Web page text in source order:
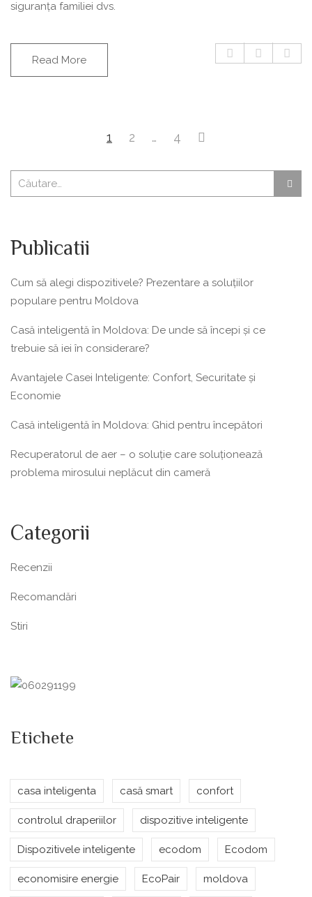
siguranța familiei dvs.
Read More
1 2 … 4
Publicatii
Cum să alegi dispozitivele? Prezentare a soluțiilor
populare pentru Moldova
Casă inteligentă în Moldova: De unde să începi și ce
trebuie să iei în considerare?
Avantajele Casei Inteligente: Confort, Securitate și
Economie
Casă inteligentă în Moldova: Ghid pentru începători
Recuperatorul de aer – o soluție care soluționează
problema mirosului neplăcut din cameră
Categorii
Recenzii
Recomandări
Stiri
Etichete
casa inteligenta casă smart confort
controlul draperiilor dispozitive inteligente
Dispozitivele inteligente ecodom Ecodom
economisire energie EcoPair moldova